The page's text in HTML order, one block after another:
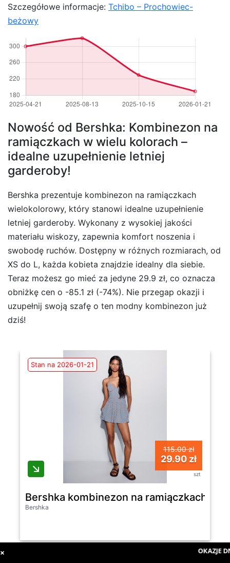
Szczegółowe informacje: Tchibo – Prochowiec-
beżowy
Nowość od Bershka: Kombinezon na
ramiączkach w wielu kolorach –
idealne uzupełnienie letniej
garderoby!
Bershka prezentuje kombinezon na ramiączkach
wielokolorowy, który stanowi idealne uzupełnienie
letniej garderoby. Wykonany z wysokiej jakości
materiału wiskozy, zapewnia komfort noszenia i
swobodę ruchów. Dostępny w różnych rozmiarach, od
XS do L, każda kobieta znajdzie idealny dla siebie.
Teraz możesz go mieć za jedyne 29.9 zł, co oznacza
obniżkę cen o -85.1 zł (-74%). Nie przegap okazji i
uzupełnij swoją szafę o ten modny kombinezon już
dziś!
Stan na 2026-01-21
115.00 zł
29.90 zł
szt
Bershka kombinezon na ramiączkach
Bershka
× OKAZJE